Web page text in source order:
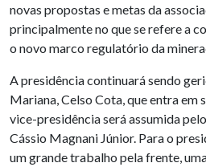
novas propostas e metas da
principalmente no que se refere a
o novo marco regulatório da
A presidência continuará sendo
Mariana, Celso Cota, que entra em
vice-presidência será assumida
Cássio Magnani Júnior. Para o
um grande trabalho pela frente,